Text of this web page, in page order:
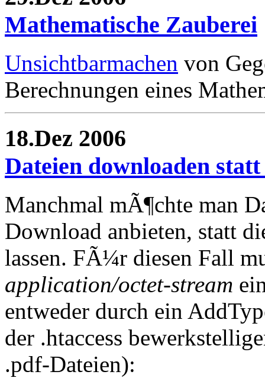
Mathematische Zauberei
Unsichtbarmachen von
Berechnungen eines
18.Dez 2006
Dateien downloaden statt
Manchmal mÃ¶chte man
Download anbieten, statt
lassen. FÃ¼r diesen Fall
application/octet-stream
entweder durch ein
der .htaccess
.pdf-Dateien):